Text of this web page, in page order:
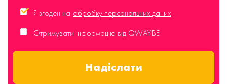
Я згоден на обробку персональних даних
Отримувати інформацію від QWAYBE
Надіслати